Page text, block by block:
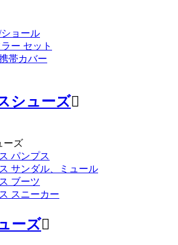
ョール
ー セット
帯カバー
シューズ
ーズ
パンプス
サンダル、ミュール
ブーツ
スニーカー
ーズ